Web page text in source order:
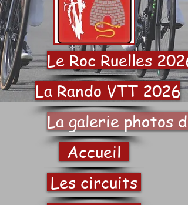
Le Roc Ruelles 2026
La Rando VTT 2026
La galerie photos
Accueil
Les circuits